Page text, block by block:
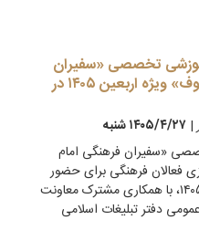
تخصصی «سفیران
فرهنگی امام رئوف» ویژه اربعین ۱۴۰۵ در
| ۱۴۰۵/۴/۲۷ شنبه
«سفیران فرهنگی امام
فعالان فرهنگی برای حضور
مؤثر و آگاهانه در ایام اربعین حسینی ۱۴۰۵، با همکاری مشترک معاونت
دفتر تبلیغات اسلامی